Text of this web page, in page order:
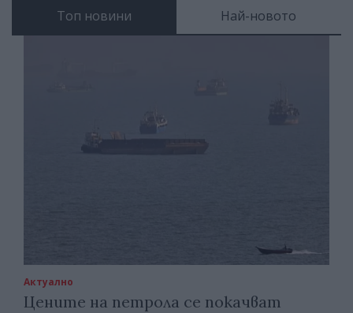
Топ новини Най-новото
Актуално
Цените на петрола се покачват